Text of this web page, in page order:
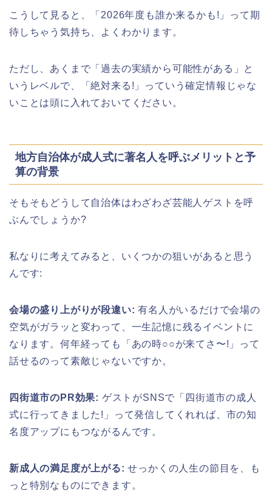
(出店)の時間はいつから?混雑状況も!
ライトアップはいつまで?
名古屋城桜まつり(春まつり)2026の屋
こうして見ると、「2026年度も誰か来るかも!」って期
待しちゃう気持ち、よくわかります。
ただし、あくまで「過去の実績から可能性がある」と
いうレベルで、「絶対来る!」っていう確定情報じゃな
いことは頭に入れておいてください。
地方自治体が成人式に著名人を呼ぶメリットと予
算の背景
そもそもどうして自治体はわざわざ芸能人ゲストを呼
ぶんでしょうか?
私なりに考えてみると、いくつかの狙いがあると思う
んです:
会場の盛り上がりが段違い: 有名人がいるだけで会場の
空気がガラッと変わって、一生記憶に残るイベントに
なります。何年経っても「あの時○○が来てさ〜!」って
話せるのって素敵じゃないですか。
四街道市のPR効果: ゲストがSNSで「四街道市の成人
式に行ってきました!」って発信してくれれば、市の知
名度アップにもつながるんです。
新成人の満足度が上がる: せっかくの人生の節目を、も
っと特別なものにできます。